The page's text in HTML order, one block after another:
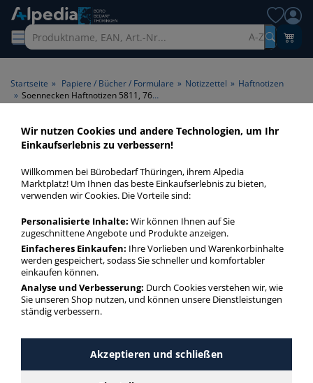
A-Z
Startseite » Papiere / Bücher / Formulare » Notizzettel » Haftnotizen
»
Soennecken Haftnotizen 5811, 76x76mm, gelb, quadratisch
Wir nutzen Cookies und andere Technologien, um Ihr
Einkaufserlebnis zu verbessern!
Willkommen bei Bürobedarf Thüringen, ihrem Alpedia
Marktplatz! Um Ihnen das beste Einkaufserlebnis zu bieten,
verwenden wir Cookies. Die Vorteile sind:
Personalisierte Inhalte: Wir können Ihnen auf Sie
zugeschnittene Angebote und Produkte anzeigen.
Einfacheres Einkaufen: Ihre Vorlieben und Warenkorbinhalte
werden gespeichert, sodass Sie schneller und komfortabler
einkaufen können.
Analyse und Verbesserung: Durch Cookies verstehen wir, wie
Sie unseren Shop nutzen, und können unsere Dienstleistungen
ständig verbessern.
Akzeptieren und schließen